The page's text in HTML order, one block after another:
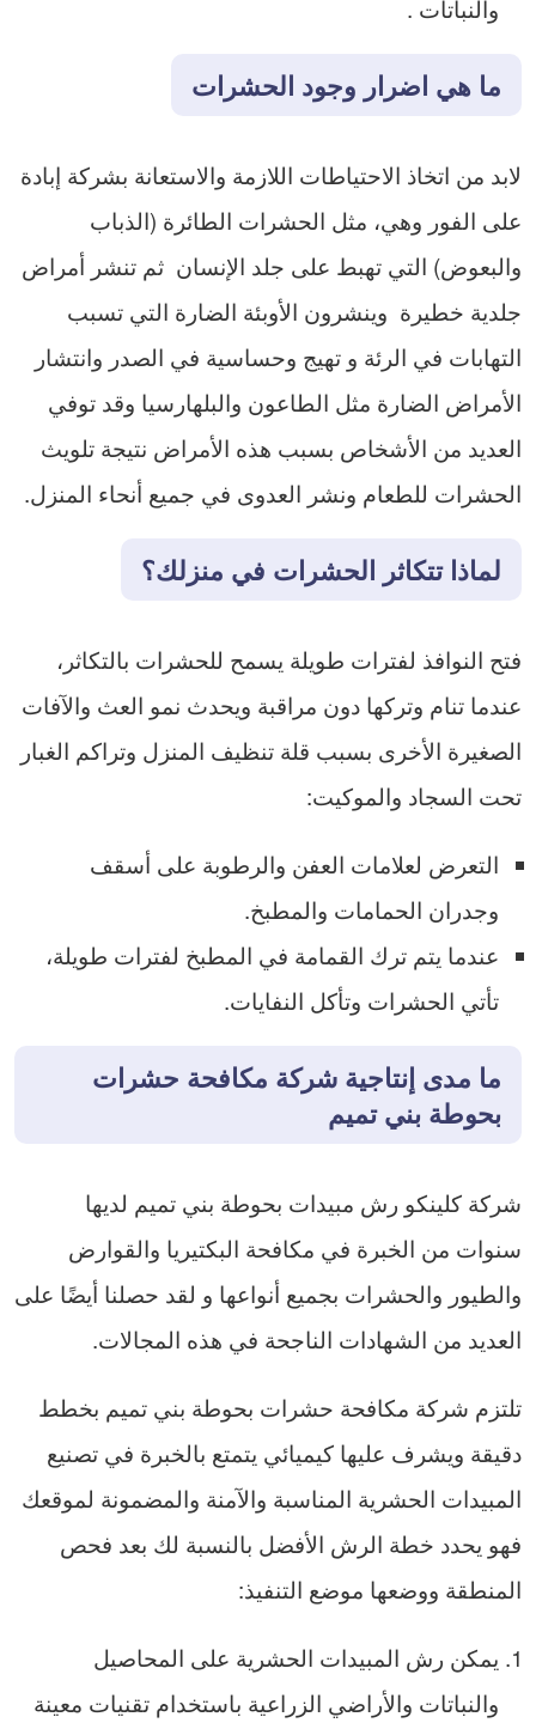
والنباتات .
ما هي اضرار وجود الحشرات
لابد من اتخاذ الاحتياطات اللازمة والاستعانة بشركة إبادة
على الفور وهي، مثل الحشرات الطائرة (الذباب
والبعوض) التي تهبط على جلد الإنسان ثم تنشر أمراض
جلدية خطيرة وينشرون الأوبئة الضارة التي تسبب
التهابات في الرئة و تهيج وحساسية في الصدر وانتشار
الأمراض الضارة مثل الطاعون والبلهارسيا وقد توفي
العديد من الأشخاص بسبب هذه الأمراض نتيجة تلويث
الحشرات للطعام ونشر العدوى في جميع أنحاء المنزل.
لماذا تتكاثر الحشرات في منزلك؟
فتح النوافذ لفترات طويلة يسمح للحشرات بالتكاثر،
عندما تنام وتركها دون مراقبة ويحدث نمو العث والآفات
الصغيرة الأخرى بسبب قلة تنظيف المنزل وتراكم الغبار
تحت السجاد والموكيت:
التعرض لعلامات العفن والرطوبة على أسقف
وجدران الحمامات والمطبخ.
عندما يتم ترك القمامة في المطبخ لفترات طويلة،
تأتي الحشرات وتأكل النفايات.
ما مدى إنتاجية شركة مكافحة حشرات
بحوطة بني تميم
شركة كلينكو رش مبيدات بحوطة بني تميم لديها
سنوات من الخبرة في مكافحة البكتيريا والقوارض
والطيور والحشرات بجميع أنواعها و لقد حصلنا أيضًا على
العديد من الشهادات الناجحة في هذه المجالات.
تلتزم شركة مكافحة حشرات بحوطة بني تميم بخطط
دقيقة ويشرف عليها كيميائي يتمتع بالخبرة في تصنيع
المبيدات الحشرية المناسبة والآمنة والمضمونة لموقعك
فهو يحدد خطة الرش الأفضل بالنسبة لك بعد فحص
المنطقة ووضعها موضع التنفيذ:
يمكن رش المبيدات الحشرية على المحاصيل
والنباتات والأراضي الزراعية باستخدام تقنيات معينة